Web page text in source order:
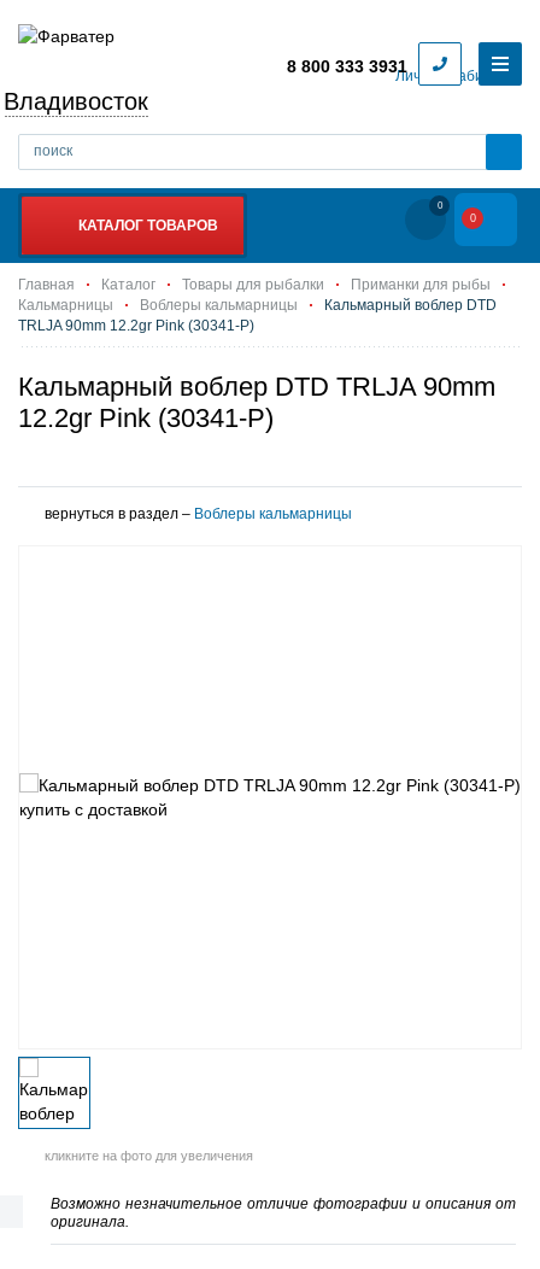
Личный кабинет
Владивосток
8 800 333 3931
КАТАЛОГ ТОВАРОВ
0
0
Главная Каталог Товары для рыбалки
Приманки для рыбы
Кальмарницы
Воблеры кальмарницы
Кальмарный воблер DTD
TRLJA 90mm 12.2gr Pink (30341-P)
Кальмарный воблер DTD TRLJA 90mm
12.2gr Pink (30341-P)
вернуться в раздел – Воблеры кальмарницы
кликните на фото для увеличения
Возможно незначительное отличие фотографии и описания от
оригинала.